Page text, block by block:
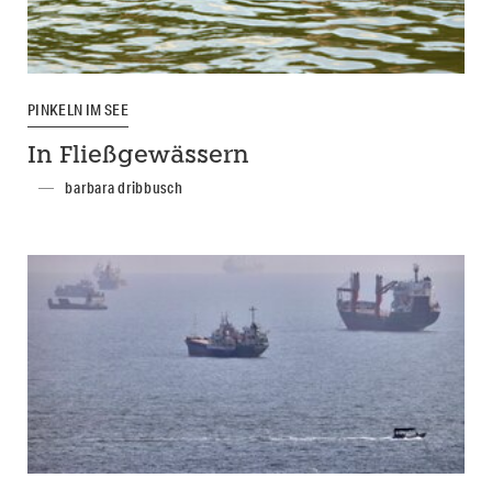
PINKELN IM SEE
In Fließgewässern
barbara dribbusch